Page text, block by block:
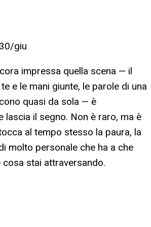
30/giu
impressa quella scena — il
e le mani giunte, le parole di una
quasi da sola — è
lascia il segno. Non è raro, ma è
al tempo stesso la paura, la
molto personale che ha a che
stai attraversando.